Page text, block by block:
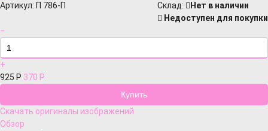
Артикул: П 786-П Cклад:
Нет в наличии
Недоступен для покупки
−
+
925 Р 370 Р
Скачать оригиналы изображений
Обзор